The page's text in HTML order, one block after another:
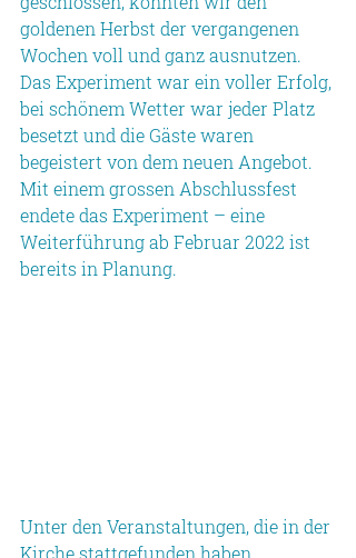
goldenen Herbst der vergangenen
Wochen voll und ganz ausnutzen.
Das Experiment war ein voller Erfolg,
bei schönem Wetter war jeder Platz
besetzt und die Gäste waren
begeistert von dem neuen Angebot.
Mit einem grossen Abschlussfest
endete das Experiment – eine
Weiterführung ab Februar 2022 ist
bereits in Planung.
Unter den Veranstaltungen, die in der
Kirche stattgefunden haben,